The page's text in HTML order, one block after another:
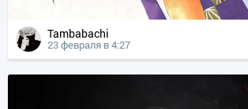
Tambabachi
23 февраля в 4:27